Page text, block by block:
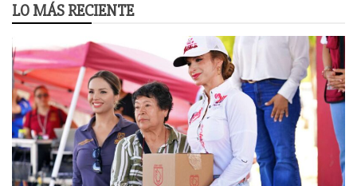
LO MÁS RECIENTE